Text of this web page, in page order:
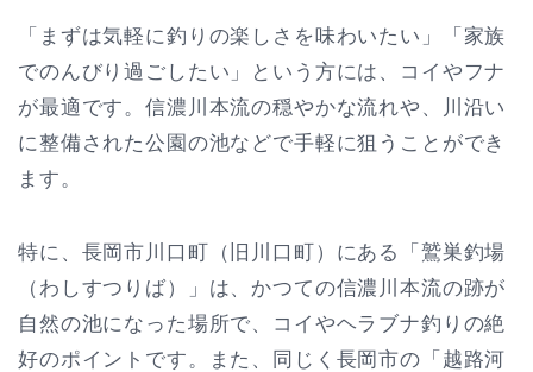
「まずは気軽に釣りの楽しさを味わいたい」「家族
でのんびり過ごしたい」という方には、コイやフナ
が最適です。信濃川本流の穏やかな流れや、川沿い
に整備された公園の池などで手軽に狙うことができ
ます。
特に、長岡市川口町（旧川口町）にある「鷲巣釣場
（わしすつりば）」は、かつての信濃川本流の跡が
自然の池になった場所で、コイやヘラブナ釣りの絶
好のポイントです。また、同じく長岡市の「越路河